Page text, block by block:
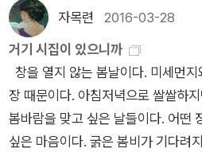
하게 다가온다. 평범했던 시어들이
제와 같은 오늘의 날씨를 기록하게
날들이었다. 혼자만의 시간이 많았
앉았고 자판 위에 올려진 손가락은
하지 않았다. 박시하의 신간을 발견
웠고 그래서 마음이 평온했다. 『눈사
자목련 2016-03-28
거기 시집이 있으니까
창을 열지 않는 봄날이다. 미세먼
장 때문이다. 아침저녁으로 쌀쌀하
봄바람을 맞고 싶은 날들이다. 어떤
싶은 마음이다. 굵은 봄비가 기다려